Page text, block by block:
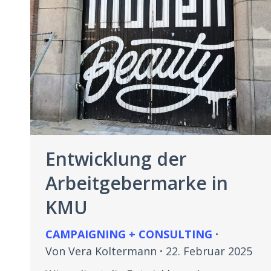
Entwicklung der
Arbeitgebermarke in
KMU
CAMPAIGNING + CONSULTING
Von Vera Koltermann
22. Februar 2025